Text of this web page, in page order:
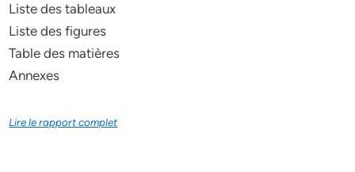
Liste des tableaux
Liste des figures
Table des matières
Annexes
Lire le rapport complet